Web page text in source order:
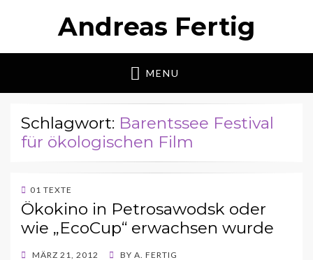
Andreas Fertig
MENU
Schlagwort: Barentssee Festival
für ökologischen Film
01 TEXTE
Ökokino in Petrosawodsk oder
wie „EcoCup“ erwachsen wurde
POSTED
MÄRZ 21, 2012 BY A. FERTIG